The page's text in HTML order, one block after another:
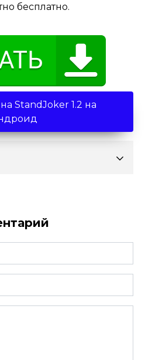
бесплатно.
StandJoker 1.2 на